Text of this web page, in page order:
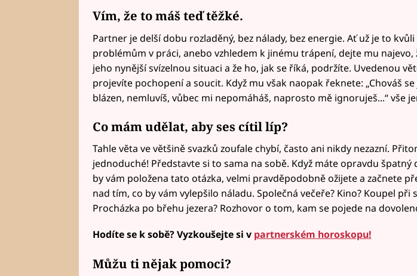
Vím, že to máš teď těžké.
Partner je delší dobu rozladěný, bez nálady, bez energie. Ať už je to kvůli
problémům v práci, anebo vzhledem k jinému trápení, dejte mu najevo,
jeho nynější svízelnou situaci a že ho, jak se říká, podržíte. Uvedenou
projevíte pochopení a soucit. Když mu však naopak řeknete: „Chováš se
blázen, nemluvíš, vůbec mi nepomáháš, naprosto mě ignoruješ...“ vše
Co mám udělat, aby ses cítil líp?
Tahle věta ve většině svazků zoufale chybí, často ani nikdy nezazní.
jednoduché! Představte si to sama na sobě. Když máte opravdu špatný
by vám položena tato otázka, velmi pravděpodobně ožijete a začnete
nad tím, co by vám vylepšilo náladu. Společná večeře? Kino? Koupel při
Procházka po břehu jezera? Rozhovor o tom, kam se pojede na
Hodíte se k sobě? Vyzkoušejte si v partnerském horoskopu!
Můžu ti nějak pomoci?